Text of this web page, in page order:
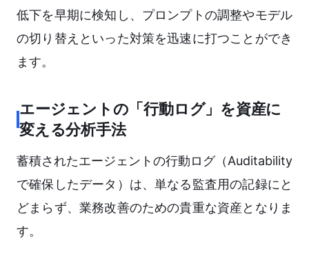
低下を早期に検知し、プロンプトの調整やモデル
の切り替えといった対策を迅速に打つことができ
ます。
エージェントの「行動ログ」を資産に
変える分析手法
蓄積されたエージェントの行動ログ（Auditability
で確保したデータ）は、単なる監査用の記録にと
どまらず、業務改善のための貴重な資産となりま
す。